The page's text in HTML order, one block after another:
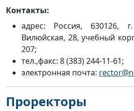
Контакты:
адрес: Россия, 630126,
Вилюйская, 28, учебный
207;
тел.,факс: 8 (383) 244-11-61;
электронная почта:
Проректоры